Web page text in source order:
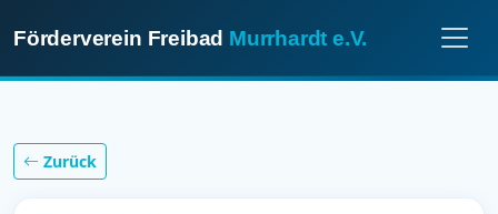
Förderverein Freibad Murrhardt e.V.
Zurück